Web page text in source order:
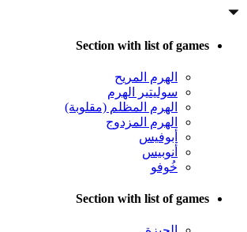
Section with list of games
الهرم المريح
سوليتير الهرم
الهرم المظلم (مقلوبة)
الهرم المزدوج
أبوفيس
أنوبيس
خُوفو
Section with list of games